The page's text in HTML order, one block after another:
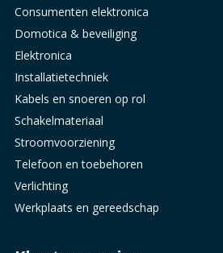
Consumenten elektronica
Domotica & beveiliging
Elektronica
Installatietechniek
Kabels en snoeren op rol
Schakelmateriaal
Stroomvoorziening
Telefoon en toebehoren
Verlichting
Werkplaats en gereedschap